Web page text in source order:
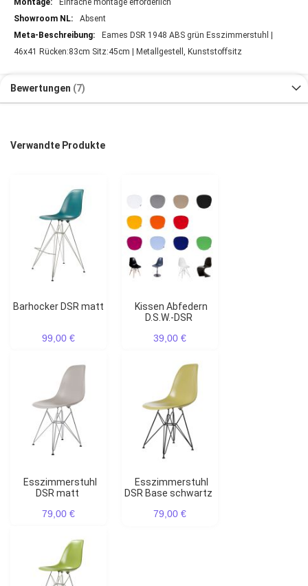
Einfache montage erforderlich
Absent
Eames DSR 1948 ABS grün Esszimmerstuhl |
46x41 Rücken:83cm Sitz:45cm | Metallgestell, Kunststoffsitz
Bewertungen 7
Verwandte Produkte
Barhocker DSR matt
99,00 €
Kissen Abfedern
D.S.W.-DSR
39,00 €
Esszimmerstuhl
DSR matt
79,00 €
Esszimmerstuhl
DSR Base schwartz
79,00 €